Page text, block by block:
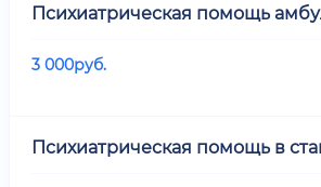
Психиатрическая помощь
3 000руб.
Психиатрическая помощь в